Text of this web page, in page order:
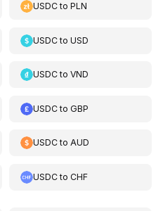
USDCtoPLN
USDCtoUSD
USDCtoVND
USDCtoGBP
USDCtoAUD
USDCtoCHF